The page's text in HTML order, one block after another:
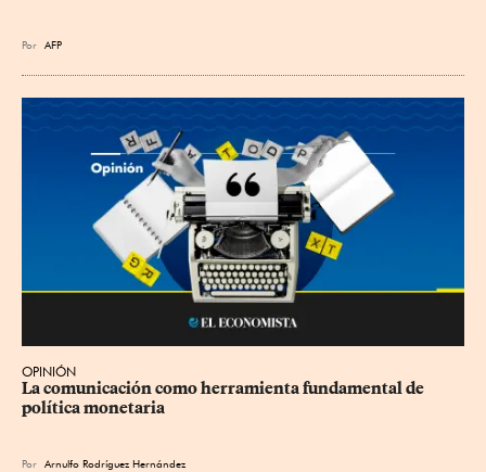
Por AFP
OPINIÓN
La comunicación como herramienta fundamental de
política monetaria
Por Arnulfo Rodríguez Hernández